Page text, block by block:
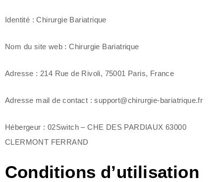
Identité :Chirurgie Bariatrique
Nom du site web :Chirurgie Bariatrique
Adresse : 214 Rue de Rivoli, 75001 Paris, France
Adresse mail de contact :support@chirurgie-bariatrique.fr
Hébergeur : 02Switch – CHE DES PARDIAUX 63000
CLERMONT FERRAND
Conditions d’utilisation